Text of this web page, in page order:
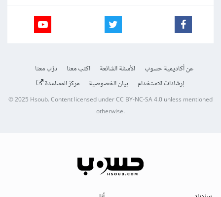
عن أكاديمية حسوب الأسئلة الشائعة اكتب معنا
درّب معنا
إرشادات الاستخدام
بيان الخصوصية مركز المساعدة
© 2025Hsoub.Content licensed underCC BY-NC-SA 4.0unless mentioned
otherwise.